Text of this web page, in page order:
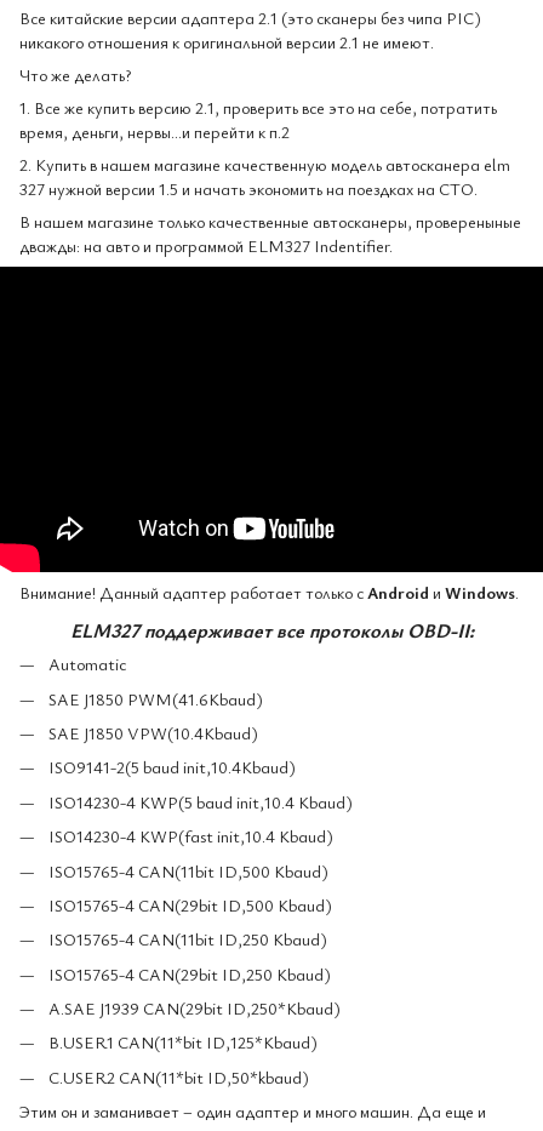
Все китайские версии адаптера 2.1 (это сканеры без чипа PIC)
никакого отношения к оригинальной версии 2.1 не имеют.
Что же делать?
1. Все же купить версию 2.1, проверить все это на себе, потратить
время, деньги, нервы...и перейти к п.2
2. Купить в нашем магазине качественную модель автосканера elm
327 нужной версии 1.5 и начать экономить на поездках на СТО.
В нашем магазине только качественные автосканеры, провереныные
дважды: на авто и программой ELM327 Indentifier.
Внимание! Данный адаптер работает только сAndroid и Windows.
ELM327 поддерживает все протоколы OBD-II:
Automatic
SAE J1850 PWM(41.6Kbaud)
SAE J1850 VPW(10.4Kbaud)
ISO9141-2(5 baud init,10.4Kbaud)
ISO14230-4 KWP(5 baud init,10.4 Kbaud)
ISO14230-4 KWP(fast init,10.4 Kbaud)
ISO15765-4 CAN(11bit ID,500 Kbaud)
ISO15765-4 CAN(29bit ID,500 Kbaud)
ISO15765-4 CAN(11bit ID,250 Kbaud)
ISO15765-4 CAN(29bit ID,250 Kbaud)
A.SAE J1939 CAN(29bit ID,250*Kbaud)
B.USER1 CAN(11*bit ID,125*Kbaud)
C.USER2 CAN(11*bit ID,50*kbaud)
Этим он и заманивает – один адаптер и много машин. Да еще и